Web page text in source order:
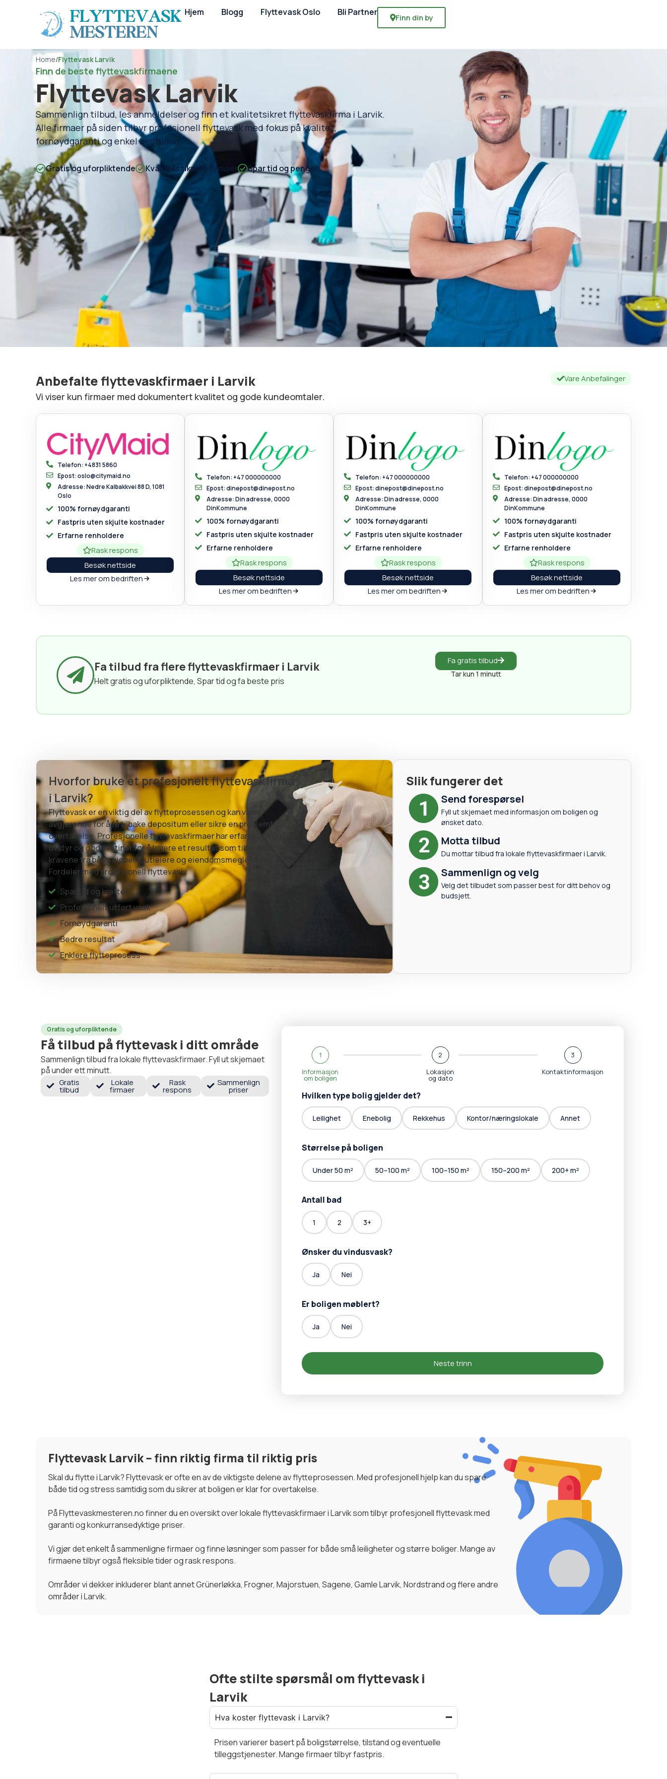
Hjem Blogg Flyttevask Oslo Bli Partner
Finn din by
Home/Flyttevask Larvik
Finn de beste flyttevaskfirmaene
Flyttevask Larvik
Sammenlign tilbud, les anmeldelser og finn et kvalitetsikret flyttevaskfirma i Larvik.
Alle firmaer på siden tilbyr profesjonell flyttevask med fokus på kvalitet,
fornøydgaranti og enkel bestilling.
Gratis og uforpliktende Kvalitetssikrede firmaer Spar tid og penger
Anbefalte flyttevaskfirmaer i Larvik Vare Anbefalinger
Vi viser kun firmaer med dokumentert kvalitet og gode kundeomtaler.
Telefon: +4831 5860
Epost: oslo@citymaid.no
Adresse: Nedre Kalbakkvei 88 D, 1081
Oslo
100% fornøydgaranti
Fastpris uten skjulte kostnader
Erfarne renholdere
Rask respons
Besøk nettside
Les mer om bedriften
Telefon: +47 000000000
Epost: dinepost@dinepost.no
Adresse: Din adresse, 0000
DinKommune
100% fornøydgaranti
Fastpris uten skjulte kostnader
Erfarne renholdere
Rask respons
Besøk nettside
Les mer om bedriften
Telefon: +47 000000000
Epost: dinepost@dinepost.no
Adresse: Din adresse, 0000
DinKommune
100% fornøydgaranti
Fastpris uten skjulte kostnader
Erfarne renholdere
Rask respons
Besøk nettside
Les mer om bedriften
Telefon: +47 000000000
Epost: dinepost@dinepost.no
Adresse: Din adresse, 0000
DinKommune
100% fornøydgaranti
Fastpris uten skjulte kostnader
Erfarne renholdere
Rask respons
Besøk nettside
Les mer om bedriften
Fa tilbud fra flere flyttevaskfirmaer i Larvik
Helt gratis og uforpliktende, Spar tid og fa beste pris
Fa gratis tilbud
Tar kun 1 minutt
Hvorfor bruke et profesjonelt flyttevaskfirma
i Larvik?
Flyttevask er en viktig del av flytteprosessen og kan være
avgjørende for å få tilbake depositum eller sikre en problemfri
overtakelse. Profesjonelle flyttevaskfirmaer har erfaring, riktig
utstyr og gode rutiner for å levere et resultat som tilfredsstiller
kravene fra både kjøpere, utleiere og eiendomsmeglere.
Fordeler med profesjonell flyttevask:
Spar tid og krefter
Profesjonelt utført vask
Fornøydgaranti
Bedre resultat
Enklere flytteprosess
Slik fungerer det
Send forespørsel
Fyll ut skjemaet med informasjon om boligen og
ønsket dato.
Motta tilbud
Du mottar tilbud fra lokale flyttevaskfirmaer i Larvik.
Sammenlign og velg
Velg det tilbudet som passer best for ditt behov og
budsjett.
Gratis og uforpliktende
Få tilbud på flyttevask i ditt område
Sammenlign tilbud fra lokale flyttevaskfirmaer. Fyll ut skjemaet
på under ett minutt.
Gratis
tilbud
Lokale
firmaer
Rask
respons
Sammenlign
priser
1
Informasjon
om boligen
2
Lokasjon
og dato
3
Kontaktinformasjon
Hvilken type bolig gjelder det?
Leilighet Enebolig Rekkehus Kontor/næringslokale Annet
Størrelse på boligen
Under 50 m² 50–100 m² 100–150 m² 150–200 m² 200+ m²
Antall bad
1 2 3+
Ønsker du vindusvask?
Ja Nei
Er boligen møblert?
Ja Nei
Neste trinn
Flyttevask Larvik – finn riktig firma til riktig pris
Skal du flytte i Larvik? Flyttevask er ofte en av de viktigste delene av flytteprosessen. Med profesjonell hjelp kan du spare
både tid og stress samtidig som du sikrer at boligen er klar for overtakelse.
På Flyttevaskmesteren.no finner du en oversikt over lokale flyttevaskfirmaer i Larvik som tilbyr profesjonell flyttevask med
garanti og konkurransedyktige priser.
Vi gjør det enkelt å sammenligne firmaer og finne løsninger som passer for både små leiligheter og større boliger. Mange av
firmaene tilbyr også fleksible tider og rask respons.
Områder vi dekker inkluderer blant annet Grünerløkka, Frogner, Majorstuen, Sagene, Gamle Larvik, Nordstrand og flere andre
områder i Larvik.
Ofte stilte spørsmål om flyttevask i
Larvik
Hva koster flyttevask i Larvik?
Prisen varierer basert på boligstørrelse, tilstand og eventuelle
tilleggstjenester. Mange firmaer tilbyr fastpris.